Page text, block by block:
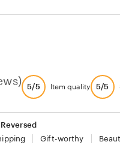
5/5 Item quality 5/5
Gift-worthy